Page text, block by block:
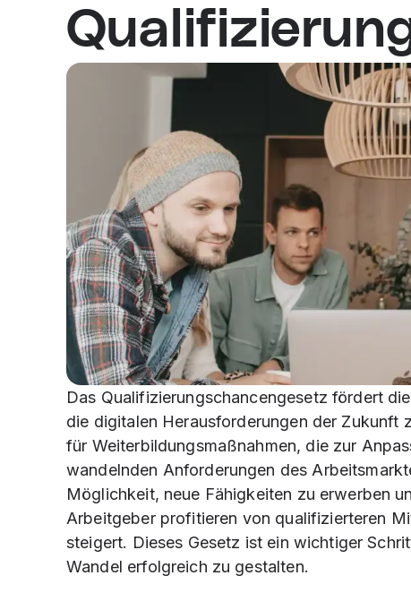
Das Qualifizierungschancengesetz fördert
die digitalen Herausforderungen der Zukunft
für Weiterbildungsmaßnahmen, die zur
wandelnden Anforderungen des
Möglichkeit, neue Fähigkeiten zu erwerben
Arbeitgeber profitieren von qualifizierteren
steigert. Dieses Gesetz ist ein wichtiger
Wandel erfolgreich zu gestalten.